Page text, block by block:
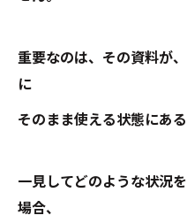
重要なのは、その資料が
に
そのまま使える状態にある
一見してどのような状況
場合、